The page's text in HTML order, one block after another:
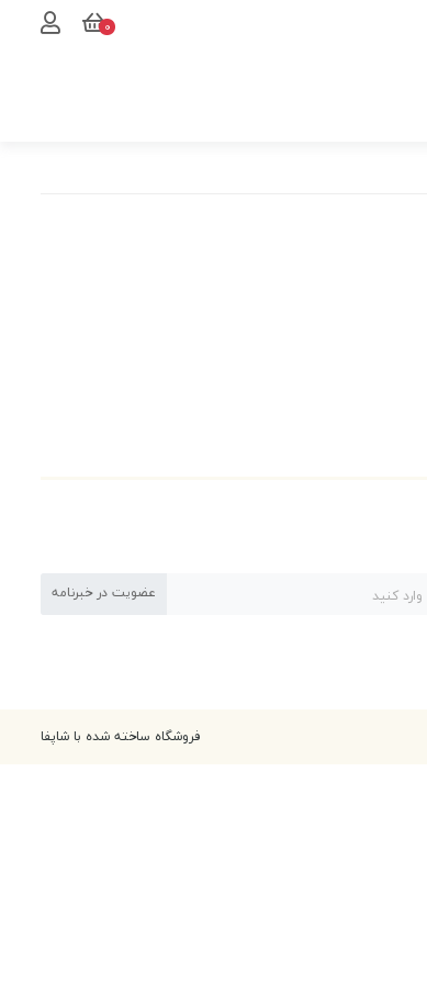
0
عضویت در خبرنامه
فروشگاه ساخته شده با شاپفا